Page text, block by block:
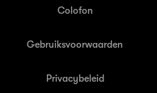
Colofon
Gebruiksvoorwaarden
Privacybeleid